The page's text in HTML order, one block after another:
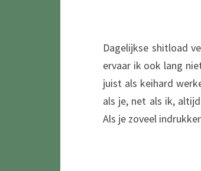
Dagelijkse shitload
ervaar ik ook lang
juist als keihard
als je, net als ik,
Als je zoveel